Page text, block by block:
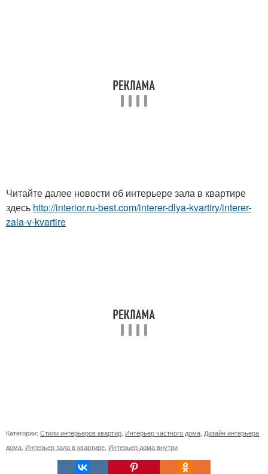
Читайте далее новости об интерьере зала в квартире
здесь http://interior.ru-best.com/interer-dlya-kvartiry/interer-
zala-v-kvartire
Категории: Стили интерьеров квартир Интерьер частного дома Дизайн интерьера
дома Интерьер зала в квартире Интерьер дома внутри